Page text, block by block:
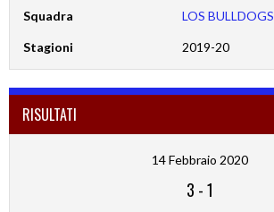
Squadra LOS BULLDOGS
Stagioni 2019-20
RISULTATI
14 Febbraio 2020
3 -1